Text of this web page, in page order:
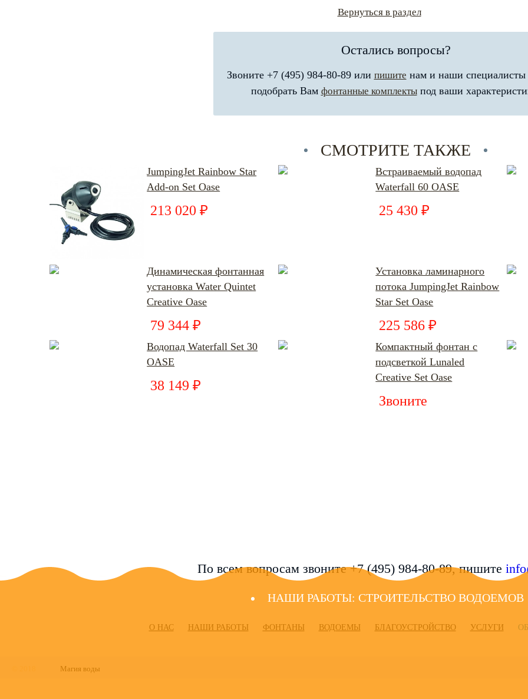
Вернуться в раздел
Остались вопросы?
Звоните +7 (495) 984-80-89 или пишите нам и наши специалисты
подобрать Вам фонтанные комплектыпод ваши
СМОТРИТЕ ТАКЖЕ
JumpingJet Rainbow Star
Add-on Set Oase
213 020 ₽
Встраиваемый водопад
Waterfall 60 OASE
25 430 ₽
Динамическая фонтанная
установка Water Quintet
Creative Oase
79 344 ₽
Установка ламинарного
потока JumpingJet Rainbow
Star Set Oase
225 586 ₽
Водопад Waterfall Set 30
OASE
38 149 ₽
Компактный фонтан с
подсветкой Lunaled
Creative Set Oase
Звоните
По всем вопросам звоните +7 (495) 984-80-89, пишите
О НАС НАШИ РАБОТЫ ФОНТАНЫ ВОДОЕМЫ БЛАГОУСТРОЙСТВО УСЛУГИ
Магия воды
НАШИ РАБОТЫ: СТРОИТЕЛЬСТВО ВОДОЕМОВ